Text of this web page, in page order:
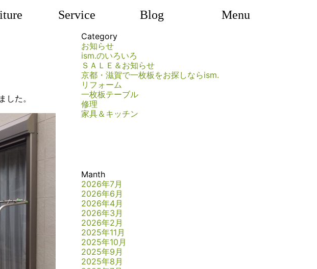
Service Blog Menu
た。
Category
お知らせ
ism.のいろいろ
ＳＡＬＥ＆お知らせ
京都・滋賀で一枚板をお探しならism.
リフォーム
一枚板テーブル
修理
家具＆キッチン
Manth
2026年7月
2026年6月
2026年4月
2026年3月
2026年2月
2025年11月
2025年10月
2025年9月
2025年8月